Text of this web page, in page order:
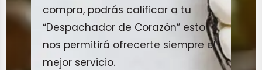
compra, podrás calificar a tu
“Despachador de Corazón” esto
nos permitirá ofrecerte siempre el
mejor servicio.